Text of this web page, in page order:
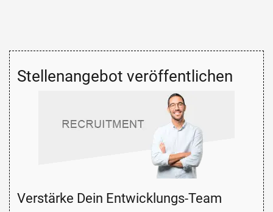
Stellenangebot veröffentlichen
Verstärke Dein Entwicklungs-Team